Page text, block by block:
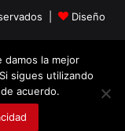
|
Diseño
Instagram
damos la mejor
sigues utilizando
acuerdo.